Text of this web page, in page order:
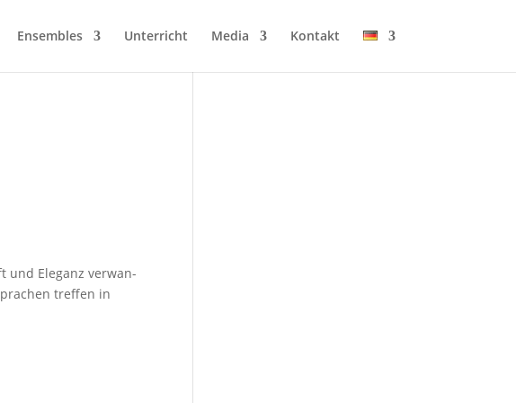
Ensem­bles Unter­richt Media Kon­takt
und Ele­ganz ver­wan­
tref­fen in